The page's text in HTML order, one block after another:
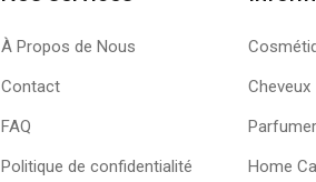
À Propos de Nous
Contact
FAQ
Politique de confidentialité
Cheveux
Home